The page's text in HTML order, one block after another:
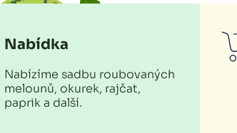
Nabídka
Nabízíme sadbu roubovaných
melounů, okurek, rajčat,
paprik a další.